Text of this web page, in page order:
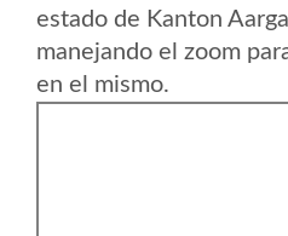
estado de Kanton
manejando el zoom
en el mismo.